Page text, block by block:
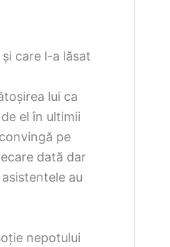
care l-a lăsat
lui ca
el în ultimii
pe
dată dar
au
nepotului